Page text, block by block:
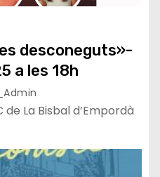
desconeguts»-
a les 18h
La Bisbal d’Empordà